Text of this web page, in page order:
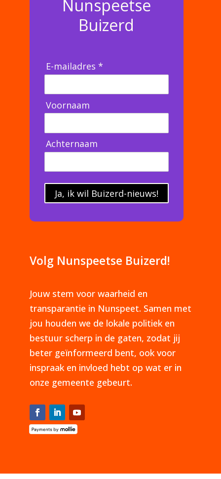
Nunspeetse
Buizerd
E-mailadres *
Voornaam
Achternaam
Ja, ik wil Buizerd-nieuws!
Volg Nunspeetse Buizerd!
Jouw stem voor waarheid en
transparantie in Nunspeet. Samen met
jou houden we de lokale politiek en
bestuur scherp in de gaten, zodat jij
beter geïnformeerd bent, ook voor
inspraak en invloed hebt op wat er in
onze gemeente gebeurt.